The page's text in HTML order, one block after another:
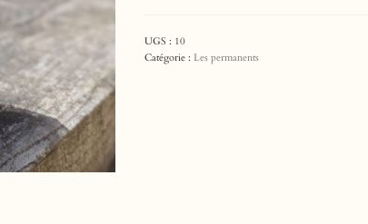
UGS : 10
Catégorie : Les permanents